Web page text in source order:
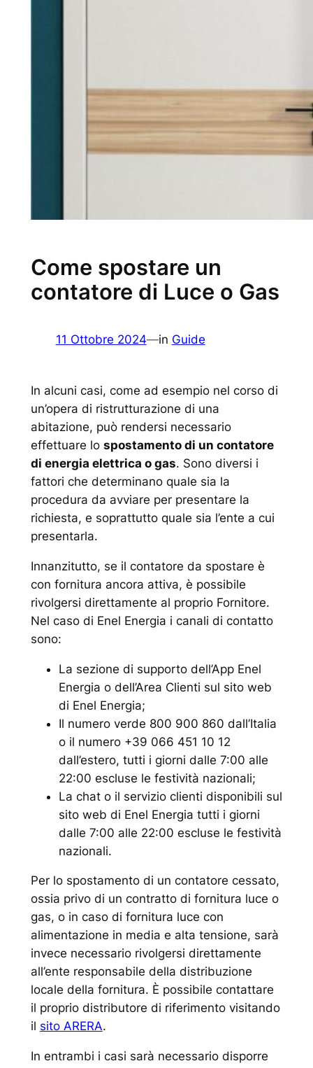
Come spostare un
contatore di Luce o Gas
11 Ottobre 2024—in Guide
In alcuni casi, come ad esempio nel corso di
un’opera di ristrutturazione di una
abitazione, può rendersi necessario
effettuare lo spostamento di un contatore
di energia elettrica o gas. Sono diversi i
fattori che determinano quale sia la
procedura da avviare per presentare la
richiesta, e soprattutto quale sia l’ente a cui
presentarla.
Innanzitutto, se il contatore da spostare è
con fornitura ancora attiva, è possibile
rivolgersi direttamente al proprio Fornitore.
Nel caso di Enel Energia i canali di contatto
sono:
La sezione di supporto dell’App Enel
Energia o dell’Area Clienti sul sito web
di Enel Energia;
Il numero verde 800 900 860 dall’Italia
o il numero +39 066 451 10 12
dall’estero, tutti i giorni dalle 7:00 alle
22:00 escluse le festività nazionali;
La chat o il servizio clienti disponibili sul
sito web di Enel Energia tutti i giorni
dalle 7:00 alle 22:00 escluse le festività
nazionali.
Per lo spostamento di un contatore cessato,
ossia privo di un contratto di fornitura luce o
gas, o in caso di fornitura luce con
alimentazione in media e alta tensione, sarà
invece necessario rivolgersi direttamente
all’ente responsabile della distribuzione
locale della fornitura. È possibile contattare
il proprio distributore di riferimento visitando
il sito ARERA.
In entrambi i casi sarà necessario disporre